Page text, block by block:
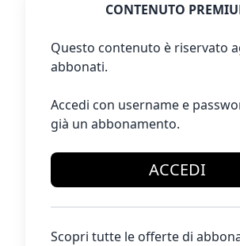
CONTENUTO
Questo contenuto è riservato
abbonati.
Accedi con username e
già un abbonamento.
ACCEDI
Scopri tutte le offerte di